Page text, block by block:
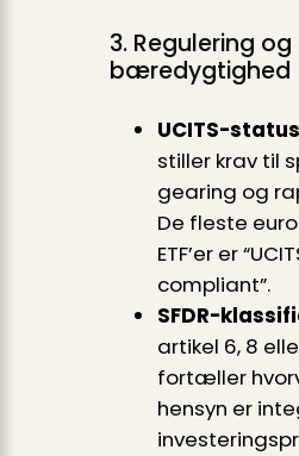
3. Regulering og
bæredygtighed
UCITS-status
stiller krav til
gearing og
De fleste
ETF’er er
compliant”.
SFDR-
artikel 6, 8
fortæller
hensyn er